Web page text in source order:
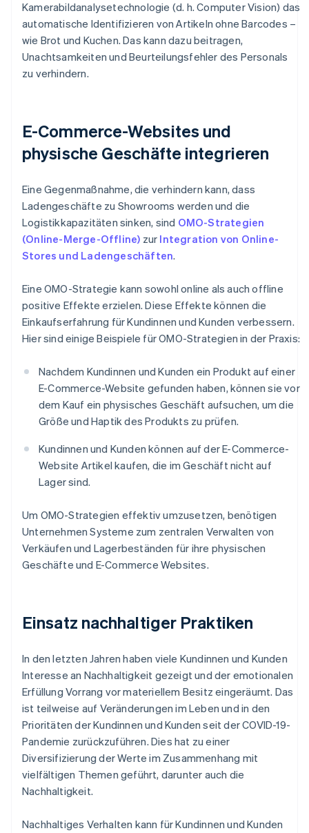
Kamerabildanalysetechnologie (d. h. Computer Vision) das
automatische Identifizieren von Artikeln ohne Barcodes –
wie Brot und Kuchen. Das kann dazu beitragen,
Unachtsamkeiten und Beurteilungsfehler des Personals
zu verhindern.
E-Commerce-Websites und
physische Geschäfte integrieren
Eine Gegenmaßnahme, die verhindern kann, dass
Ladengeschäfte zu Showrooms werden und die
Logistikkapazitäten sinken, sind OMO-Strategien
(Online-Merge-Offline) zur Integration von Online-
Stores und Ladengeschäften.
Eine OMO-Strategie kann sowohl online als auch offline
positive Effekte erzielen. Diese Effekte können die
Einkaufserfahrung für Kundinnen und Kunden verbessern.
Hier sind einige Beispiele für OMO-Strategien in der Praxis:
Nachdem Kundinnen und Kunden ein Produkt auf einer
E-Commerce-Website gefunden haben, können sie vor
dem Kauf ein physisches Geschäft aufsuchen, um die
Größe und Haptik des Produkts zu prüfen.
Kundinnen und Kunden können auf der E-Commerce-
Website Artikel kaufen, die im Geschäft nicht auf
Lager sind.
Um OMO-Strategien effektiv umzusetzen, benötigen
Unternehmen Systeme zum zentralen Verwalten von
Verkäufen und Lagerbeständen für ihre physischen
Geschäfte und E-Commerce Websites.
Einsatz nachhaltiger Praktiken
In den letzten Jahren haben viele Kundinnen und Kunden
Interesse an Nachhaltigkeit gezeigt und der emotionalen
Erfüllung Vorrang vor materiellem Besitz eingeräumt. Das
ist teilweise auf Veränderungen im Leben und in den
Prioritäten der Kundinnen und Kunden seit der COVID-19-
Pandemie zurückzuführen. Dies hat zu einer
Diversifizierung der Werte im Zusammenhang mit
vielfältigen Themen geführt, darunter auch die
Nachhaltigkeit.
Nachhaltiges Verhalten kann für Kundinnen und Kunden